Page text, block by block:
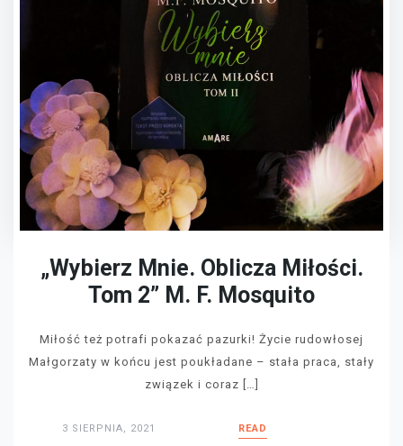
„Wybierz Mnie. Oblicza Miłości.
Tom 2” M. F. Mosquito
Miłość też potrafi pokazać pazurki! Życie rudowłosej
Małgorzaty w końcu jest poukładane – stała praca, stały
związek i coraz […]
3 SIERPNIA, 2021 READ